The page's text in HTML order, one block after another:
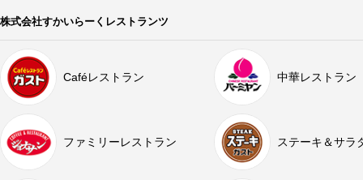
株式会社すかいらーくレストランツ
Caféレストラン 中華レストラン
ファミリーレストラン ステーキ＆サラ